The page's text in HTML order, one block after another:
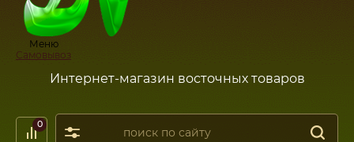
Меню
Самовывоз
Интернет-магазин восточных товаров
0